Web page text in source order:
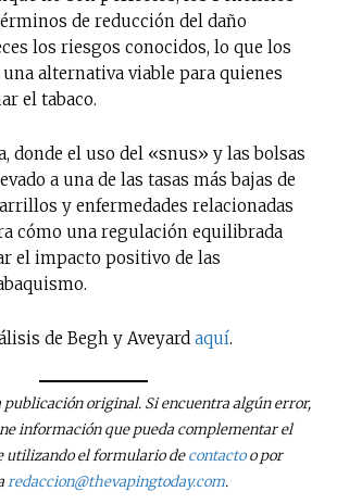
de reducción del daño
los riesgos conocidos, lo que los
alternativa viable para quienes
el tabaco.
donde el uso del «snus» y las bolsas
a una de las tasas más bajas de
y enfermedades relacionadas
cómo una regulación equilibrada
el impacto positivo de las
de Begh y Aveyard aquí.
publicación original. Si encuentra algún error,
información que pueda complementar el
utilizando el formulario decontactoo por
redaccion@thevapingtoday.com.